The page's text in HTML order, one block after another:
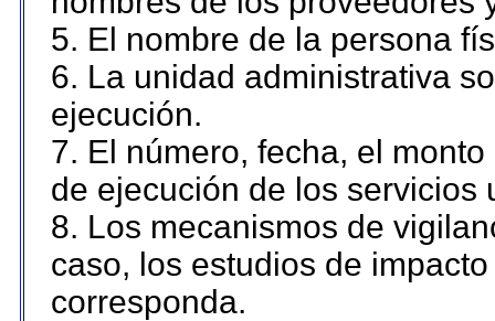
5. El nombre de la persona
6. La unidad administrativa
ejecución.
7. El número, fecha, el
de ejecución de los servicios
8. Los mecanismos de
caso, los estudios de
corresponda.